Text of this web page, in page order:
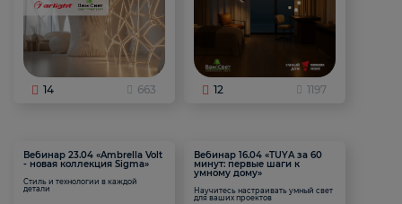
14 663 12 1197
Вебинар 23.04 «Ambrella Volt
- новая коллекция Sigma»
Стиль и технологии в каждой
детали
Вебинар 16.04 «TUYA за 60
минут: первые шаги к
умному дому»
Научитесь настраивать умный свет
для ваших проектов